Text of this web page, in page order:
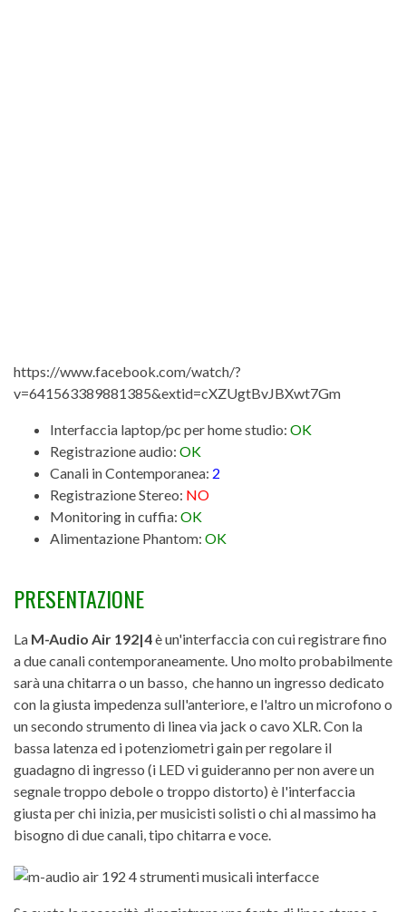
https://www.facebook.com/watch/?
v=641563389881385&extid=cXZUgtBvJBXwt7Gm
Interfaccia laptop/pc per home studio: OK
Registrazione audio: OK
Canali in Contemporanea: 2
Registrazione Stereo: NO
Monitoring in cuffia: OK
Alimentazione Phantom: OK
PRESENTAZIONE
La M-Audio Air 192|4è un'interfaccia con cui registrare fino
a due canali contemporaneamente. Uno molto probabilmente
sarà una chitarra o un basso, che hanno un ingresso dedicato
con la giusta impedenza sull'anteriore, e l'altro un microfono o
un secondo strumento di linea via jack o cavo XLR. Con la
bassa latenza ed i potenziometri gain per regolare il
guadagno di ingresso (i LED vi guideranno per non avere un
segnale troppo debole o troppo distorto) è l'interfaccia
giusta per chi inizia, per musicisti solisti o chi al massimo ha
bisogno di due canali, tipo chitarra e voce.